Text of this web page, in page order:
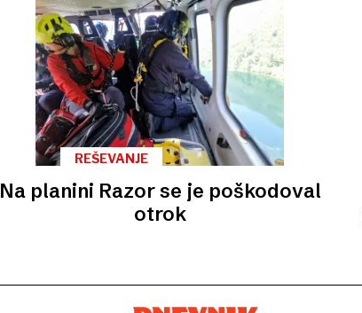
REŠEVANJE
Na planini Razor se je poškodoval
otrok